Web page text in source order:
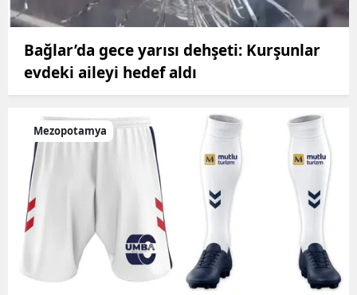
Bağlar’da gece yarısı dehşeti: Kurşunlar
evdeki aileyi hedef aldı
Mezopotamya